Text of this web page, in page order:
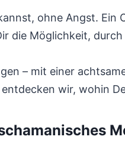
ohne Angst.
die Möglichkeit,
– mit einer
wir, wohin